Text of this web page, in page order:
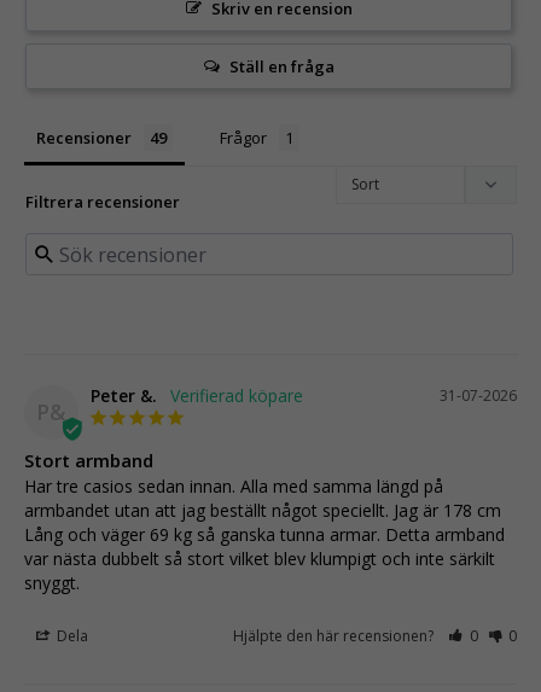
Skriv en recension
Ställ en fråga
Recensioner Frågor
Filtrera recensioner
P&
31-07-2026
Peter &.
Stort armband
Har tre casios sedan innan. Alla med samma längd på
armbandet utan att jag beställt något speciellt. Jag är 178 cm
Lång och väger 69 kg så ganska tunna armar. Detta armband
var nästa dubbelt så stort vilket blev klumpigt och inte särkilt
snyggt.
Dela Hjälpte den här recensionen? 0 0